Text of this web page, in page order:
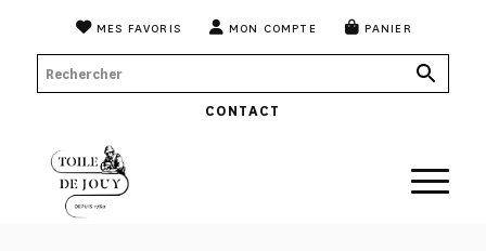
MES FAVORIS MON COMPTE PANIER
CONTACT